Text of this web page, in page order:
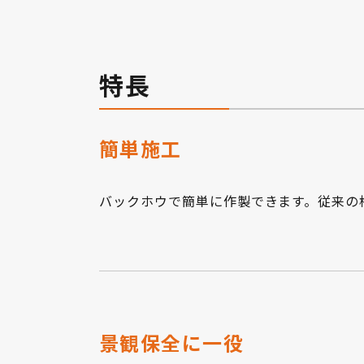
特長
簡単施工
バックホウで簡単に作製できます。従来
景観保全に一役